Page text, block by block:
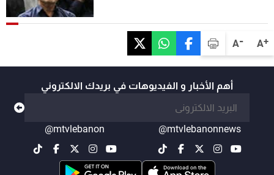
A+
A-
أهم الأخبار و الفيديوهات في بريدك الالكتروني
@mtvlebanonnews
@mtvlebanon